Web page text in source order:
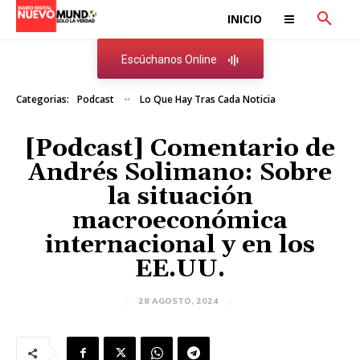
INICIO
Escúchanos Online
Categorias: Podcast Lo Que Hay Tras Cada Noticia
[Podcast] Comentario de
Andrés Solimano: Sobre
la situación
macroeconómica
internacional y en los
EE.UU.
28 AGOSTO, 2024